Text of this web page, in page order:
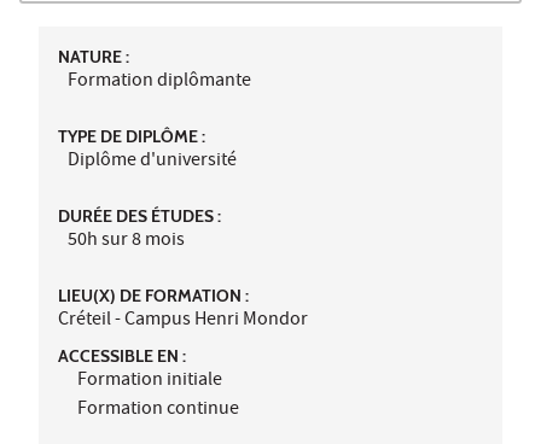
NATURE :
Formation diplômante
TYPE DE DIPLÔME :
Diplôme d'université
DURÉE DES ÉTUDES :
50h sur 8 mois
LIEU(X) DE FORMATION :
Créteil - Campus Henri Mondor
ACCESSIBLE EN :
Formation initiale
Formation continue